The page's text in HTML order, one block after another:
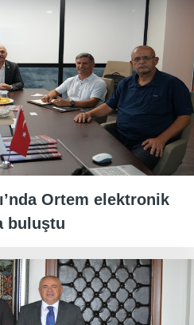
Ortem elektronik
buluştu